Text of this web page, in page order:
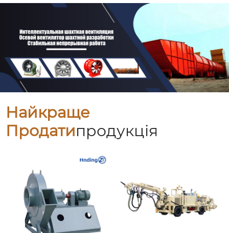
Найкраще
ПродатиПродукція